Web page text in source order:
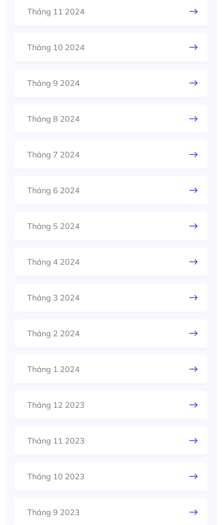
Tháng 11 2024
Tháng 10 2024
Tháng 9 2024
Tháng 8 2024
Tháng 7 2024
Tháng 6 2024
Tháng 5 2024
Tháng 4 2024
Tháng 3 2024
Tháng 2 2024
Tháng 1 2024
Tháng 12 2023
Tháng 11 2023
Tháng 10 2023
Tháng 9 2023